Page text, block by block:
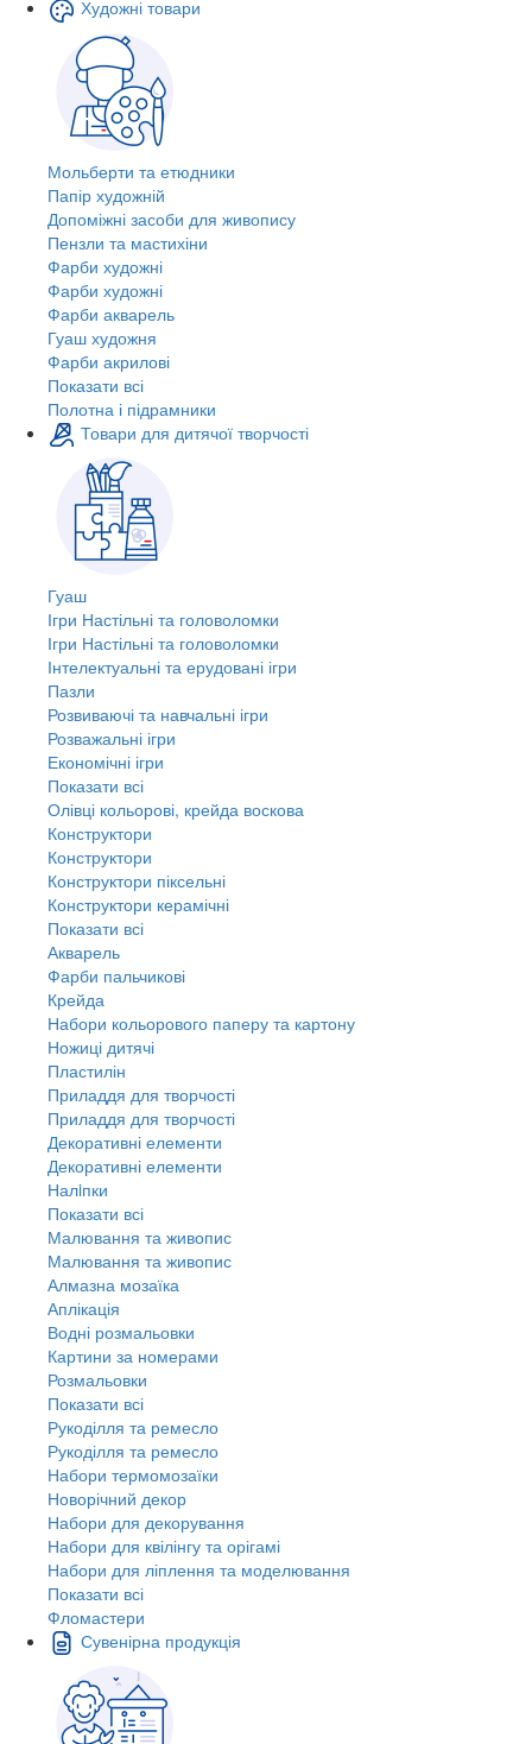
Художні товари
Мольберти та етюдники
Папір художній
Допоміжні засоби для живопису
Пензли та мастихіни
Фарби художні
Фарби художні
Фарби акварель
Гуаш художня
Фарби акрилові
Показати всі
Полотна і підрамники
Товари для дитячої творчості
Гуаш
Ігри Настільні та головоломки
Ігри Настільні та головоломки
Інтелектуальні та ерудовані ігри
Пазли
Розвиваючі та навчальні ігри
Розважальні ігри
Економічні ігри
Показати всі
Олівці кольорові, крейда воскова
Конструктори
Конструктори
Конструктори піксельні
Конструктори керамічні
Показати всі
Акварель
Фарби пальчикові
Крейда
Набори кольорового паперу та картону
Ножиці дитячі
Пластилін
Приладдя для творчості
Приладдя для творчості
Декоративні елементи
Декоративні елементи
Налiпки
Показати всі
Малювання та живопис
Малювання та живопис
Алмазна мозаїка
Аплікація
Водні розмальовки
Картини за номерами
Розмальовки
Показати всі
Рукоділля та ремесло
Рукоділля та ремесло
Набори термомозаїки
Новорічний декор
Набори для декорування
Набори для квілінгу та орігамі
Набори для ліплення та моделювання
Показати всі
Фломастери
Сувенірна продукція